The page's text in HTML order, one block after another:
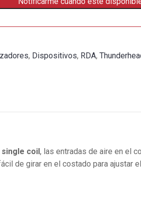
, Dispositivos, RDA,
single coil, las entradas de aire en el
de girar en el costado para ajustar